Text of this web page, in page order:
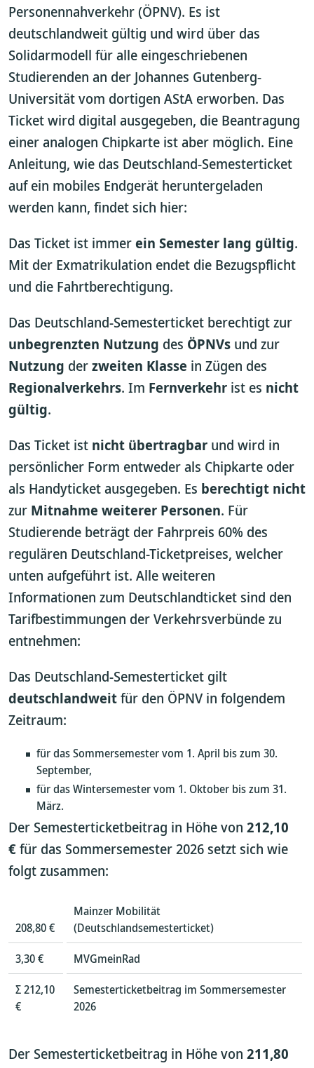
Personennahverkehr (ÖPNV). Es ist
deutschlandweit gültig und wird über das
Solidarmodell für alle eingeschriebenen
Studierenden an der Johannes Gutenberg-
Universität vom dortigen AStA erworben. Das
Ticket wird digital ausgegeben, die Beantragung
einer analogen Chipkarte ist aber möglich. Eine
Anleitung, wie das Deutschland-Semesterticket
auf ein mobiles Endgerät heruntergeladen
werden kann, findet sich hier:
Das Ticket ist immerein Semester lang gültig.
Mit der Exmatrikulation endet die Bezugspflicht
und die Fahrtberechtigung.
Das Deutschland-Semesterticket berechtigt zur
unbegrenzten Nutzung des ÖPNVs und zur
Nutzung derzweiten Klasse in Zügen des
Regionalverkehrs. Im Fernverkehr ist es nicht
gültig.
Das Ticket ist nicht übertragbar und wird in
persönlicher Form entweder als Chipkarte oder
als Handyticket ausgegeben. Es berechtigt nicht
zur Mitnahme weiterer Personen. Für
Studierende beträgt der Fahrpreis 60% des
regulären Deutschland-Ticketpreises, welcher
unten aufgeführt ist. Alle weiteren
Informationen zum Deutschlandticket sind den
Tarifbestimmungen der Verkehrsverbünde zu
entnehmen:
Das Deutschland-Semesterticket gilt
deutschlandweitfür den ÖPNV in folgendem
Zeitraum:
für das Sommersemester vom 1. April bis zum 30.
September,
für das Wintersemester vom 1. Oktober bis zum 31.
März.
Der Semesterticketbeitrag in Höhe von 212,10
€für das Sommersemester 2026 setzt sich wie
folgt zusammen:
208,80 €
Mainzer Mobilität
(Deutschlandsemesterticket)
3,30 €
MVGmeinRad
Σ 212,10
€
Semesterticketbeitrag im Sommersemester
2026
Der Semesterticketbeitrag in Höhe von 211,80